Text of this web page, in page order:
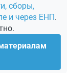
сборы,
и через ЕНП.